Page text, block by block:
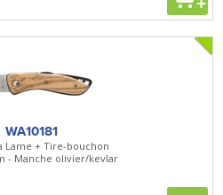
WA10181
Lame + Tire-bouchon
- Manche olivier/kevlar